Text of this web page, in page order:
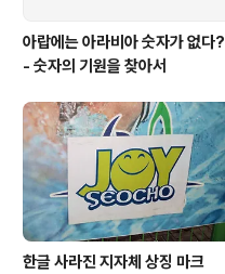
아랍에는 아라비아 숫자가 없다?
- 숫자의 기원을 찾아서
한글 사라진 지자체 상징 마크